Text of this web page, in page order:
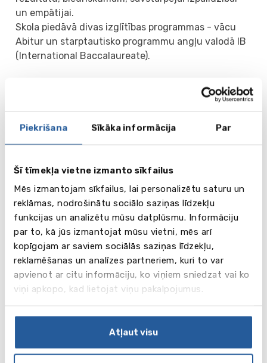
Piekrišana Sīkāka informācija Par
Šī tīmekļa vietne izmanto sīkfailus
Mēs izmantojam sīkfailus, lai personalizētu saturu un
reklāmas, nodrošinātu sociālo saziņas līdzekļu
funkcijas un analizētu mūsu datplūsmu. Informāciju
par to, kā jūs izmantojat mūsu vietni, mēs arī
kopīgojam ar saviem sociālās saziņas līdzekļu,
reklamēšanas un analīzes partneriem, kuri to var
apvienot ar citu informāciju, ko viņiem sniedzat vai ko
viņi apkopo, kad lietojat viņu pakalpojumus.
Atļaut visu
un empātijai.
Skola piedāvā divas izglītības programmas - vācu
Abitur un starptautisko programmu angļu valodā IB
(International Baccalaureate).
Papildus skolas nodarbībām audzēkņiem ir iespēja
iegūt prasmes un apgūt disciplīnas ārpus skolas
kursu, iegūt Eiropas sertifikātu datorzinātnēs,
mācīties spāņu valodu, iesaistīties ugunsdzēsēju
Vecāko klašu skolēni praktisko nodarbību un fizikas
un bioloģijas eksperimentu ietvaros dodas Baltijas
jūrā ar skolas personīgo pētniecības kuģi. Skola
strādā pie kopīgiem projektiem ar jūras izpētes
uzņēmumu "Geomar".
Apmēram 290 audzēkņu dzīvo skolas kopmītnēs,
kurās valda mājīga un draudzīga atmosfēra, un, pēc
from home". Dalība aizraujošos projektos, draudzība
un internacionalitāte, komandas gars un
savstarpēja izpalīdzība ir tas, ko Louisenlund skolas
absolventi atceras uz mūžu.